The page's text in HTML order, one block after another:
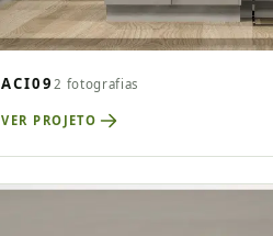
ACI092 fotografias
VER PROJETO